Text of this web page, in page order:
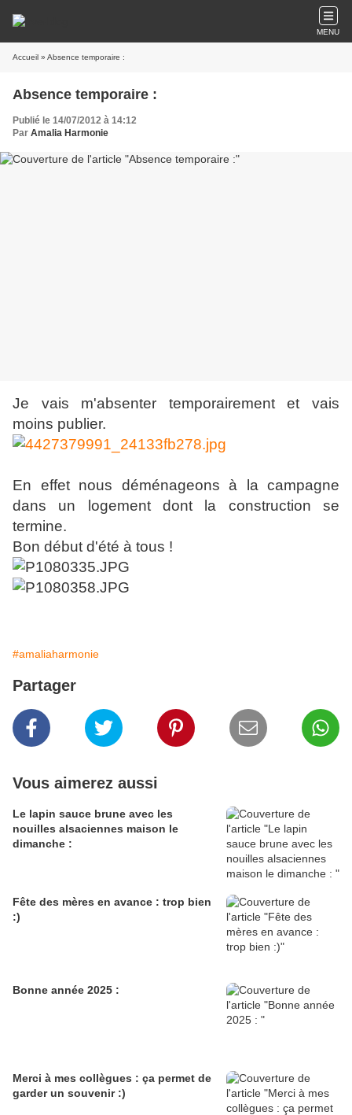
MENU
Accueil » Absence temporaire :
Absence temporaire :
Publié le 14/07/2012 à 14:12
Par Amalia Harmonie
Je vais m'absenter temporairement et vais
moins publier.
En effet nous déménageons à la campagne
dans un logement dont la construction se
termine.
Bon début d'été à tous !
#amaliaharmonie
Partager
Vous aimerez aussi
Le lapin sauce brune avec les
nouilles alsaciennes maison le
dimanche :
Fête des mères en avance : trop bien
:)
Bonne année 2025 :
Merci à mes collègues : ça permet de
garder un souvenir :)